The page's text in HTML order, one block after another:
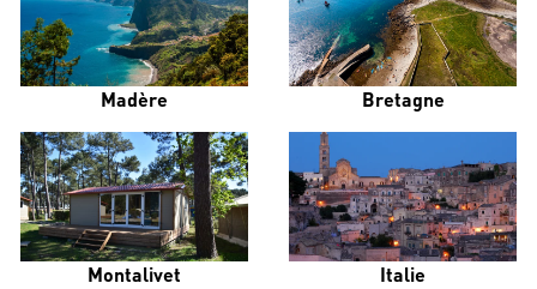
Madère Bretagne
Montalivet Italie